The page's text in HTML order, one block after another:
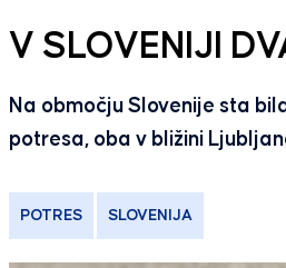
V SLOVENIJI
Na območju Slovenije sta
potresa, oba v bližini
POTRES SLOVENIJA